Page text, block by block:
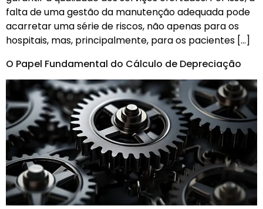
falta de uma gestão da manutenção adequada pode
acarretar uma série de riscos, não apenas para os
hospitais, mas, principalmente, para os pacientes […]
O Papel Fundamental do Cálculo de Depreciação